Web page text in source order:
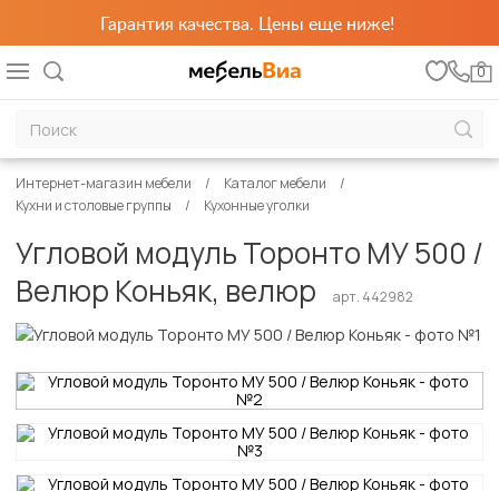
Гарантия качества. Цены еще ниже!
0
Интернет-магазин мебели
Каталог мебели
Кухни и столовые группы
Кухонные уголки
Угловой модуль Торонто МУ 500 /
Велюр Коньяк, велюр
арт. 442982